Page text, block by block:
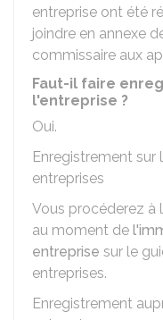
entreprise ont été
joindre en annexe
commissaire aux
Faut-il faire
l'entreprise ?
Oui.
Enregistrement
entreprises
Vous procéderez à
au moment de
entreprise sur le
entreprises.
Enregistrement